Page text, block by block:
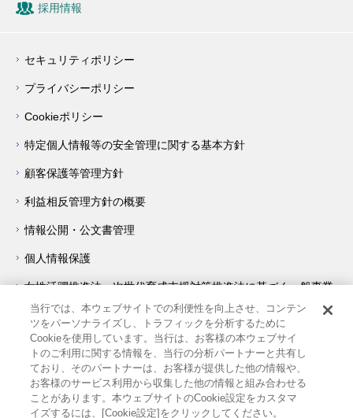
採用情報
セキュリティポリシー
プライバシーポリシー
Cookieポリシー
特定個人情報等の安全管理に関する基本方針
顧客保護等管理方針
利益相反管理方針の概要
情報公開・公文書管理
個人情報保護
女性活躍推進法・次世代育成支援対策推進法に基づく一般事業
主行動計画について
障害を理由とする差別の解消の推進に関する対応要領
著作権・リンク等について
サイトの使い方
当行では、本ウェブサイトでの利便性を向上させ、コンテン
ツをパーソナライズし、トラフィックを分析するために
Cookieを使用しています。当行は、お客様の本ウェブサイ
トのご利用に関する情報を、当行の分析パートナーと共有し
ており、そのパートナーは、お客様が提供した他の情報や、
お客様のサービス利用から収集した他の情報と組み合わせる
ことがあります。本ウェブサイトのCookie設定をカスタマ
イズするには、[Cookie設定]をクリックしてください。